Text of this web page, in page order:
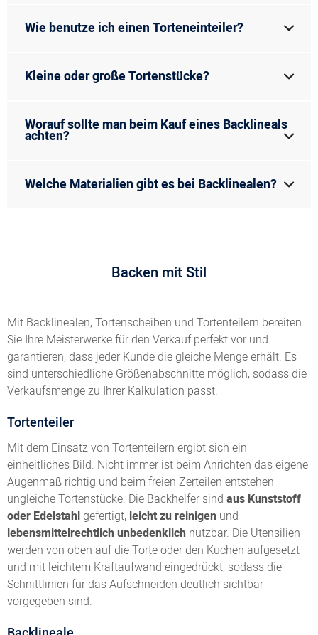
Wie benutze ich einen Torteneinteiler?
Kleine oder große Tortenstücke?
Worauf sollte man beim Kauf eines Backlineals
achten?
Welche Materialien gibt es bei Backlinealen?
Backen mit Stil
Mit Backlinealen, Tortenscheiben und Tortenteilern bereiten
Sie Ihre Meisterwerke für den Verkauf perfekt vor und
garantieren, dass jeder Kunde die gleiche Menge erhält. Es
sind unterschiedliche Größenabschnitte möglich, sodass die
Verkaufsmenge zu Ihrer Kalkulation passt.
Tortenteiler
Mit dem Einsatz von Tortenteilern ergibt sich ein
einheitliches Bild. Nicht immer ist beim Anrichten das eigene
Augenmaß richtig und beim freien Zerteilen entstehen
ungleiche Tortenstücke. Die Backhelfer sind aus Kunststoff
oder Edelstahl gefertigt, leicht zu reinigen und
lebensmittelrechtlich unbedenklich nutzbar. Die Utensilien
werden von oben auf die Torte oder den Kuchen aufgesetzt
und mit leichtem Kraftaufwand eingedrückt, sodass die
Schnittlinien für das Aufschneiden deutlich sichtbar
vorgegeben sind.